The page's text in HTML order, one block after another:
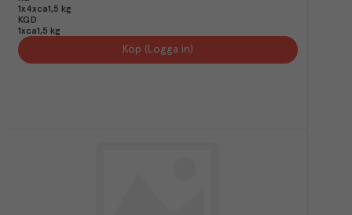
1x4xca1,5 kg
KGD
1xca1,5 kg
Köp (Logga in)